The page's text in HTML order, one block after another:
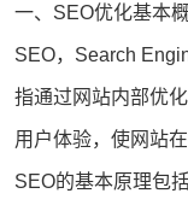
一、SEO优化基本
SEO，Search
指通过网站内部优
用户体验，使网站
SEO的基本原理包